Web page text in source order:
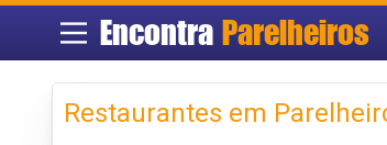
Encontra Parelheiros
Restaurantes em